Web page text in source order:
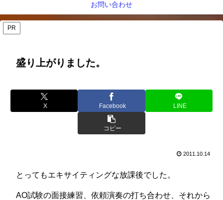
お問い合わせ
PR
盛り上がりました。
X Facebook LINE
コピー
2011.10.14
とってもエキサイティングな放課後でした。
AO試験の面接練習、依頼演奏の打ち合わせ、それから